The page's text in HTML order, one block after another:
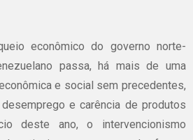
econômico do governo norte-
passa, há mais de uma
e social sem precedentes,
e carência de produtos
deste ano, o intervencionismo